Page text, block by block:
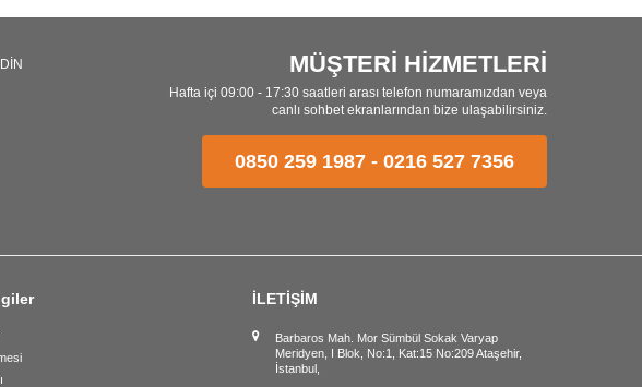
MÜŞTERİ HİZMETLERİ
Hafta içi 09:00 - 17:30 saatleri arası telefon numaramızdan veya
canlı sohbet ekranlarından bize ulaşabilirsiniz.
0850 259 1987 - 0216 527 7356
İLETİŞİM
Barbaros Mah. Mor Sümbül Sokak Varyap
Meridyen, I Blok, No:1, Kat:15 No:209 Ataşehir,
İstanbul,